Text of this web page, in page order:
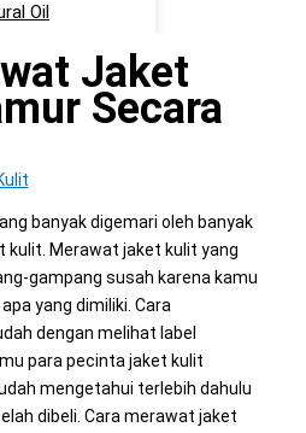
Oil
Jaket
Secara
banyak digemari oleh banyak
kulit. Merawat jaket kulit yang
gampang susah karena kamu
yang dimiliki. Cara
dengan melihat label
para pecinta jaket kulit
mengetahui terlebih dahulu
dibeli. Cara merawat jaket